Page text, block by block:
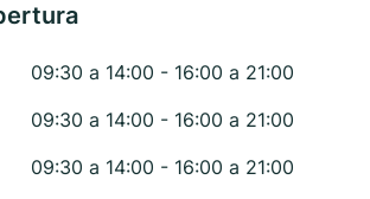
09:30 a 14:00 - 16:00 a 21:00
09:30 a 14:00 - 16:00 a 21:00
09:30 a 14:00 - 16:00 a 21:00